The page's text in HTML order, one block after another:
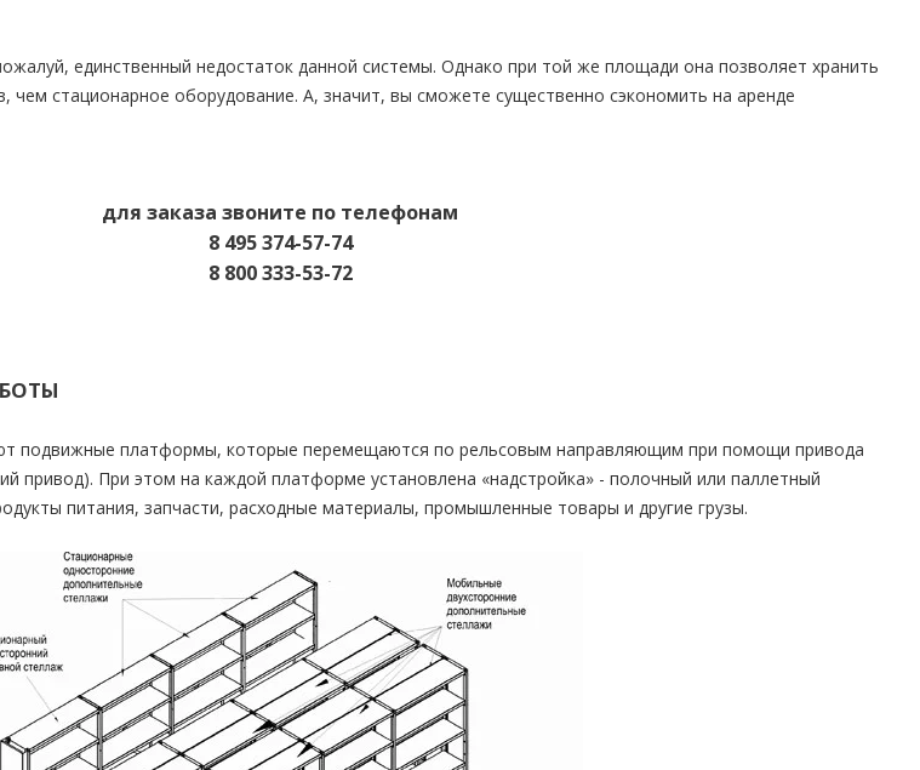
единственный недостаток данной системы. Однако при той же площади она позволяет хранить
чем стационарное оборудование. А, значит, вы сможете существенно сэкономить на аренде
для заказа звоните по телефонам
8 495 374-57-74
8 800 333-53-72
подвижные платформы, которые перемещаются по рельсовым направляющим при помощи привода
привод). При этом на каждой платформе установлена «надстройка» - полочный или паллетный
питания, запчасти, расходные материалы, промышленные товары и другие грузы.